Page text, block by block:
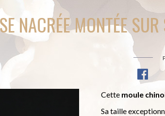
NACRÉE MONTÉE
Cette moule
Sa taille